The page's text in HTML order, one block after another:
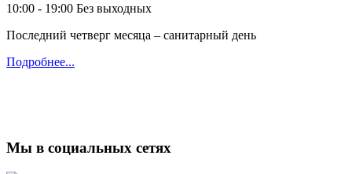
10:00 - 19:00 Без выходных
Последний четверг месяца – санитарный день
Подробнее...
Мы в социальных сетях